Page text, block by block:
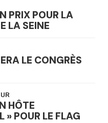
PRIX POUR LA
LA SEINE
LE CONGRÈS
HÔTE
» POUR LE FLAG